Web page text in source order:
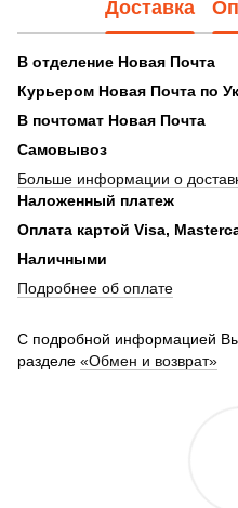
Доставка
В отделение Новая Почта
Курьером Новая Почта по
В почтомат Новая Почта
Самовывоз
Больше информации о
Наложенный платеж
Оплата картой Visa,
Наличными
Подробнее об оплате
С подробной информацией
разделе «Обмен и возврат»